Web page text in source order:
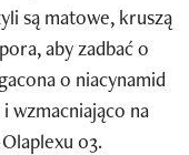
są matowe, kruszą
aby zadbać o
o niacynamid
wzmacniająco na
03.